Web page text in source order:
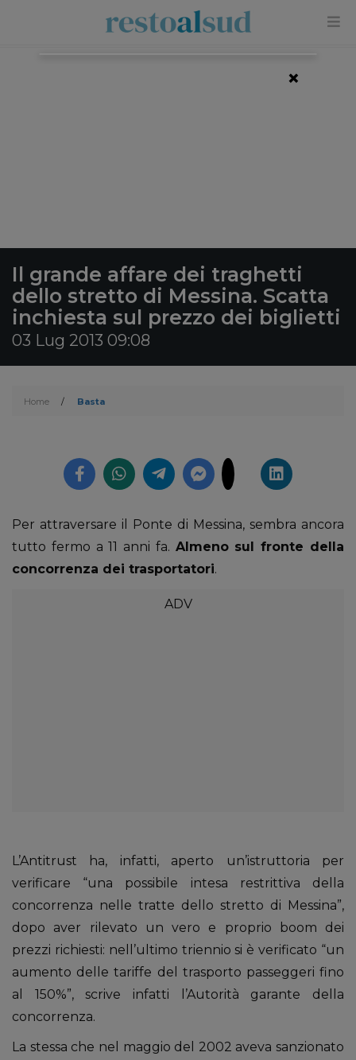
Il grande affare dei traghetti
dello stretto di Messina. Scatta
inchiesta sul prezzo dei biglietti
03 Lug 2013 09:08
Home / Basta
Per attraversare il Ponte di Messina, sembra ancora
tutto fermo a 11 anni fa. Almeno sul fronte della
concorrenza dei trasportatori.
L’Antitrust ha, infatti, aperto un’istruttoria per
verificare “una possibile intesa restrittiva della
concorrenza nelle tratte dello stretto di Messina”,
dopo aver rilevato un vero e proprio boom dei
prezzi richiesti: nell’ultimo triennio si è verificato “un
aumento delle tariffe del trasporto passeggeri fino
al 150%”, scrive infatti l’Autorità garante della
concorrenza.
La stessa che nel maggio del 2002 aveva sanzionato
×